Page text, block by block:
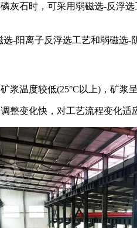
灰石时，可采用弱磁选-反浮
-阳离子反浮选工艺和弱磁选-
温度较低(25°C以上)，矿浆
整变化快，对工艺流程变化适